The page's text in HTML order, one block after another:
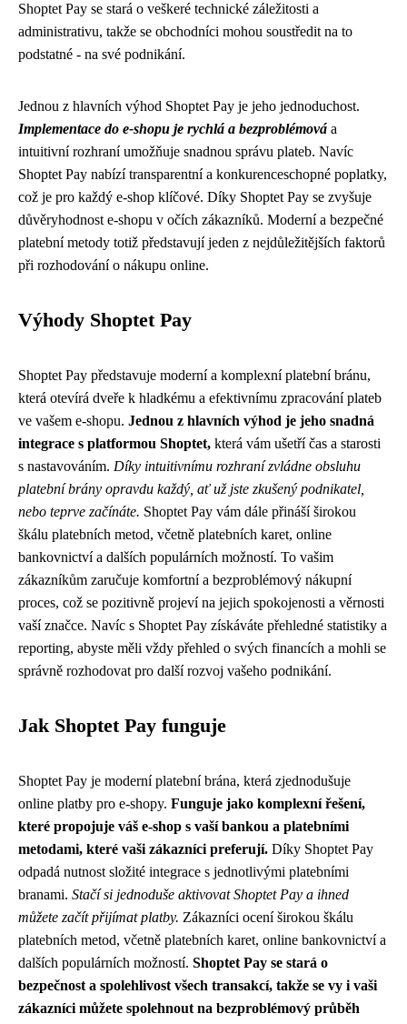
Shoptet Pay se stará o veškeré technické záležitosti a
administrativu, takže se obchodníci mohou soustředit na to
podstatné - na své podnikání.
Jednou z hlavních výhod Shoptet Pay je jeho jednoduchost.
Implementace do e-shopu je rychlá a bezproblémová a
intuitivní rozhraní umožňuje snadnou správu plateb. Navíc
Shoptet Pay nabízí transparentní a konkurenceschopné poplatky,
což je pro každý e-shop klíčové. Díky Shoptet Pay se zvyšuje
důvěryhodnost e-shopu v očích zákazníků. Moderní a bezpečné
platební metody totiž představují jeden z nejdůležitějších faktorů
při rozhodování o nákupu online.
Výhody Shoptet Pay
Shoptet Pay představuje moderní a komplexní platební bránu,
která otevírá dveře k hladkému a efektivnímu zpracování plateb
ve vašem e-shopu. Jednou z hlavních výhod je jeho snadná
integrace s platformou Shoptet, která vám ušetří čas a starosti
s nastavováním. Díky intuitivnímu rozhraní zvládne obsluhu
platební brány opravdu každý, ať už jste zkušený podnikatel,
nebo teprve začínáte. Shoptet Pay vám dále přináší širokou
škálu platebních metod, včetně platebních karet, online
bankovnictví a dalších populárních možností. To vašim
zákazníkům zaručuje komfortní a bezproblémový nákupní
proces, což se pozitivně projeví na jejich spokojenosti a věrnosti
vaší značce. Navíc s Shoptet Pay získáváte přehledné statistiky a
reporting, abyste měli vždy přehled o svých financích a mohli se
správně rozhodovat pro další rozvoj vašeho podnikání.
Jak Shoptet Pay funguje
Shoptet Pay je moderní platební brána, která zjednodušuje
online platby pro e-shopy. Funguje jako komplexní řešení,
které propojuje váš e-shop s vaší bankou a platebními
metodami, které vaši zákazníci preferují. Díky Shoptet Pay
odpadá nutnost složité integrace s jednotlivými platebními
branami. Stačí si jednoduše aktivovat Shoptet Pay a ihned
můžete začít přijímat platby. Zákazníci ocení širokou škálu
platebních metod, včetně platebních karet, online bankovnictví a
dalších populárních možností. Shoptet Pay se stará o
bezpečnost a spolehlivost všech transakcí, takže se vy i vaši
zákazníci můžete spolehnout na bezproblémový průběh